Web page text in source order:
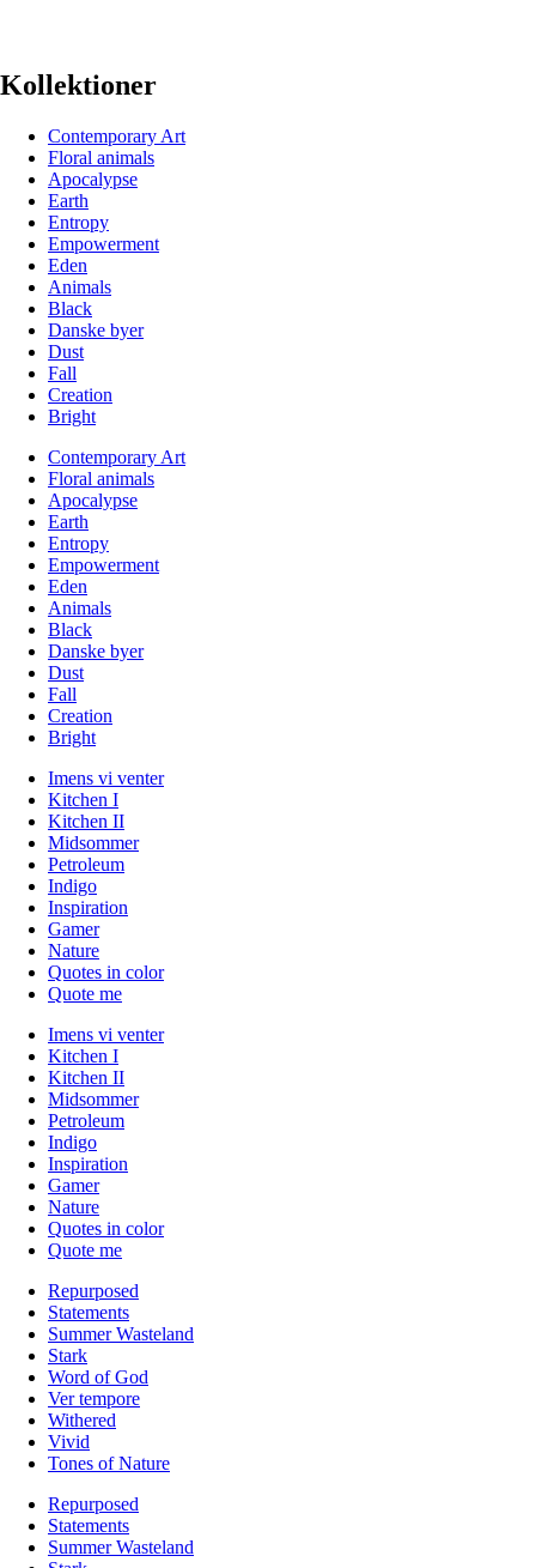
Kollektioner
Contemporary Art
Floral animals
Apocalypse
Earth
Entropy
Empowerment
Eden
Animals
Black
Danske byer
Dust
Fall
Creation
Bright
Contemporary Art
Floral animals
Apocalypse
Earth
Entropy
Empowerment
Eden
Animals
Black
Danske byer
Dust
Fall
Creation
Bright
Imens vi venter
Kitchen I
Kitchen II
Midsommer
Petroleum
Indigo
Inspiration
Gamer
Nature
Quotes in color
Quote me
Imens vi venter
Kitchen I
Kitchen II
Midsommer
Petroleum
Indigo
Inspiration
Gamer
Nature
Quotes in color
Quote me
Repurposed
Statements
Summer Wasteland
Stark
Word of God
Ver tempore
Withered
Vivid
Tones of Nature
Repurposed
Statements
Summer Wasteland